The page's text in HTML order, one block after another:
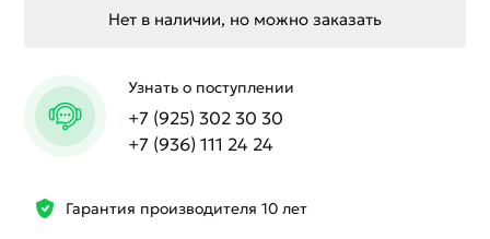
Гарантия производителя 10 лет
Нет в наличии, но можно заказать
Узнать о поступлении
+7 (925) 302 30 30
+7 (936) 111 24 24